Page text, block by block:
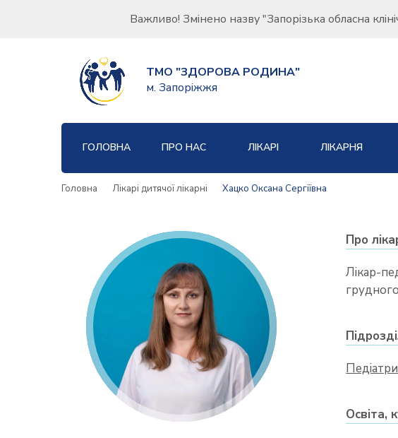
Важливо! Змінено назву "Запорізька обласна
ТМО "ЗДОРОВА РОДИНА"
м. Запоріжжя
ГОЛОВНА ПРО НАС ЛІКАРІ ЛІКАРНЯ
Головна Лікарі дитячої лікарні Хацко Оксана Сергіївна
Про
Лікар-
Освіта,